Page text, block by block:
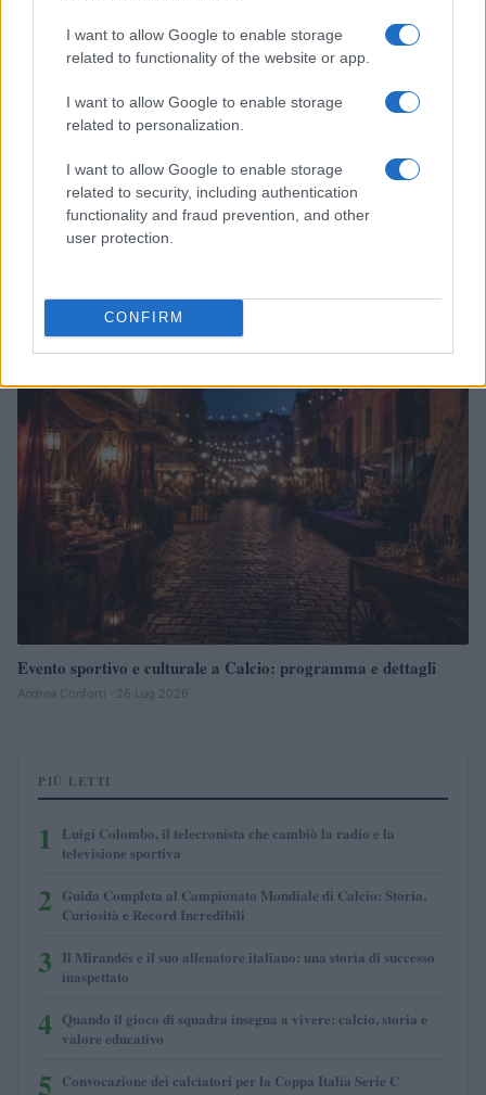
I want to allow Google to enable storage
related to functionality of the website or app.
I want to allow Google to enable storage
related to personalization.
I want to allow Google to enable storage
related to security, including authentication
functionality and fraud prevention, and other
user protection.
CONFIRM
Francesca Lombardi · 27 Lug 2026
Evento sportivo e culturale a Calcio: programma e dettagli
Andrea Conforti · 26 Lug 2026
PIÙ LETTI
1
Luigi Colombo, il telecronista che cambiò la radio e la
televisione sportiva
2 Guida Completa al Campionato Mondiale di Calcio: Storia,
Curiosità e Record Incredibili
3 Il Mirandés e il suo allenatore italiano: una storia di successo
inaspettato
4 Quando il gioco di squadra insegna a vivere: calcio, storia e
valore educativo
5 Convocazione dei calciatori per la Coppa Italia Serie C